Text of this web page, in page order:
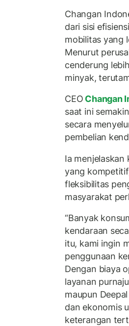
Changan
dari sisi
mobilitas yang
Menurut
cenderung
minyak,
CEO Changan
saat ini
secara
pembelian
Ia
yang
fleksibilitas
masyarakat
“Banyak
kendaraan
itu, kami ingin
penggunaan
Dengan biaya
layanan
maupun
dan ekonomis
keterangan